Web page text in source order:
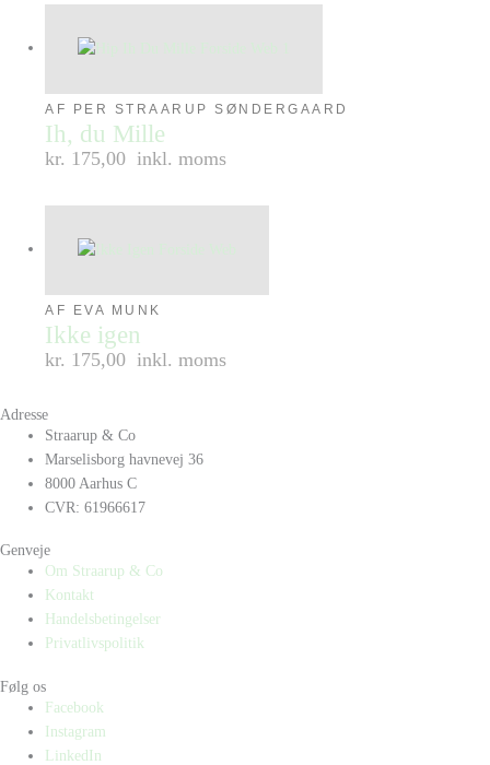
AF PER STRAARUP SØNDERGAARD
Ih, du Mille
kr. 175,00 inkl. moms
AF EVA MUNK
Ikke igen
kr. 175,00 inkl. moms
Adresse
Straarup & Co
Marselisborg havnevej 36
8000 Aarhus C
CVR: 61966617
Genveje
Om Straarup & Co
Kontakt
Handelsbetingelser
Privatlivspolitik
Følg os
Facebook
Instagram
LinkedIn